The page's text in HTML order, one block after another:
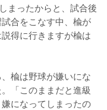
まったからと、試合後
合をこなす中、楡が
得に行きますが楡は
楡は野球が嫌いにな
「このままだと進級
になってしまったの